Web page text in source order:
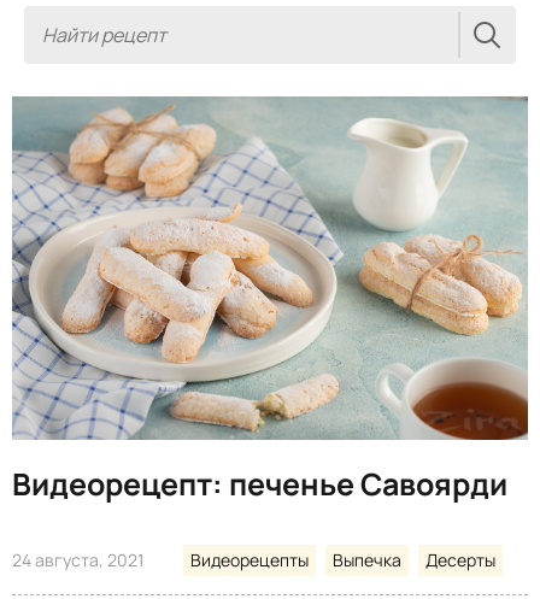
Видеорецепт: печенье Савоярди
24 августа, 2021 Видеорецепты Выпечка Десерты